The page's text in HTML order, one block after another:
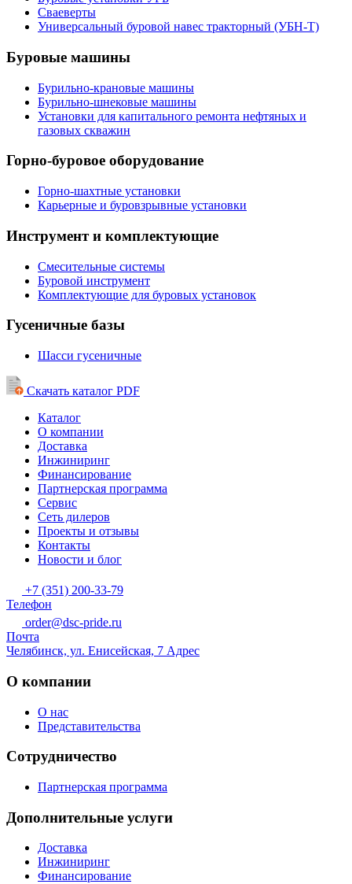
Сваеверты
Универсальный буровой навес тракторный (УБН-Т)
Буровые машины
Бурильно-крановые машины
Бурильно-шнековые машины
Установки для капитального ремонта нефтяных и
газовых скважин
Горно-буровое оборудование
Горно-шахтные установки
Карьерные и буровзрывные установки
Инструмент и комплектующие
Смесительные системы
Буровой инструмент
Комплектующие для буровых установок
Гусеничные базы
Шасси гусеничные
Скачать каталог PDF
Каталог
О компании
Доставка
Инжиниринг
Финансирование
Партнерская программа
Сервис
Сеть дилеров
Проекты и отзывы
Контакты
Новости и блог
+7 (351) 200-33-79
Телефон
order@dsc-pride.ru
Почта
Челябинск, ул. Енисейская, 7 Адрес
О компании
О нас
Представительства
Сотрудничество
Партнерская программа
Дополнительные услуги
Доставка
Инжиниринг
Финансирование